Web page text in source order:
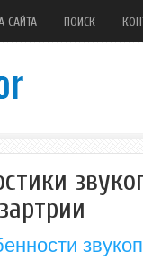
САЙТА ПОИСК